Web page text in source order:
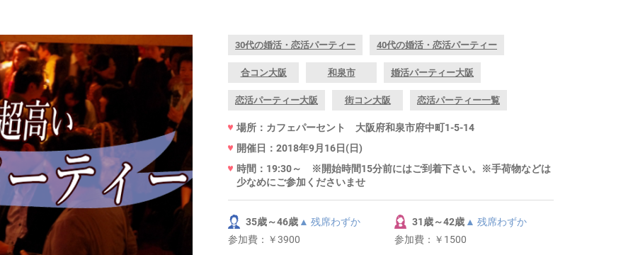
30代の婚活・恋活パーティー 40代の婚活・恋活パーティー
合コン大阪 和泉市 婚活パーティー大阪
恋活パーティー大阪 街コン大阪 恋活パーティー一覧
場所：カフェパーセント 大阪府和泉市府中町1-5-14
開催日：2018年9月16日(日)
時間：19:30～ ※開始時間15分前にはご到着下さい。※手荷物などは
少なめにご参加くださいませ
35歳～46歳 ▲ 残席わずか
参加費： ￥3900
31歳～42歳 ▲ 残席わずか
参加費： ￥1500